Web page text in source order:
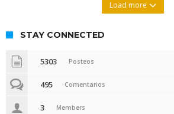
Load more
STAY CONNECTED
5303 Posteos
495 Comentarios
3 Members